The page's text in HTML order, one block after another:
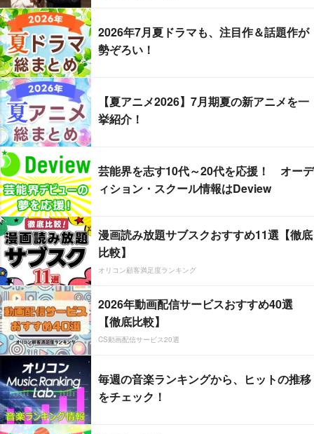
2026年7月夏ドラマも、注目作＆話題作が
勢ぞろい！
【夏アニメ2026】7月期夏の新アニメを一
挙紹介！
芸能界を志す10代～20代を応援！ オーデ
ィション・スクール情報はDeview
漫画読み放題サブスクおすすめ11選【徹底
比較】
オリコン顧客満足度ランキング
2026年動画配信サービスおすすめ40選
【徹底比較】
CS動画配信サービス20選
毎週の音楽ランキングから、ヒットの推移
をチェック！